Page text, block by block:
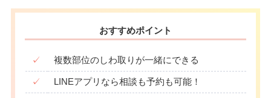
おすすめポイント
✓ 複数部位のしわ取りが一緒にできる
✓ LINEアプリなら相談も予約も可能！